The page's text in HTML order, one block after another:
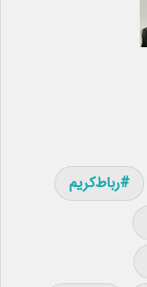
رباط‌کریم